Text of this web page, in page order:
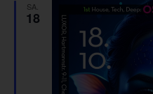
SA.
18